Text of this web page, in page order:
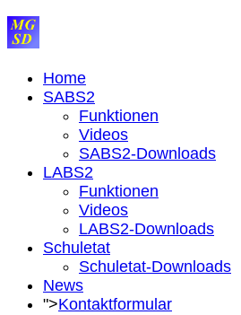
Home
SABS2
Funktionen
Videos
SABS2-Downloads
LABS2
Funktionen
Videos
LABS2-Downloads
Schuletat
Schuletat-Downloads
News
">Kontaktformular